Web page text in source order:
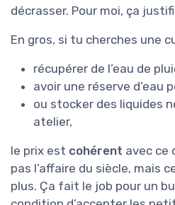
décrasser. Pour moi, ça
En gros, si tu cherches une
récupérer de l’eau de
avoir une réserve d’eau
ou stocker des liquides
atelier,
le prix est cohérent avec ce
pas l’affaire du siècle, mais
plus. Ça fait le job pour un